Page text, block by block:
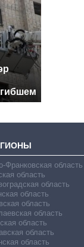
Франковская область
область
область
область
область
область
область
область
область